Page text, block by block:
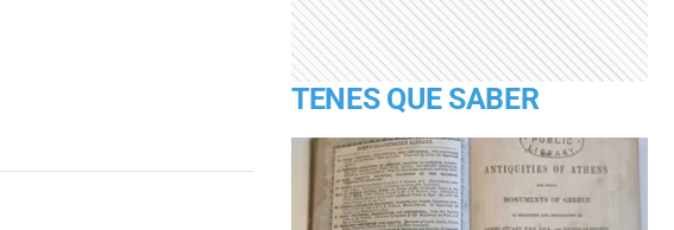
TENES QUE SABER